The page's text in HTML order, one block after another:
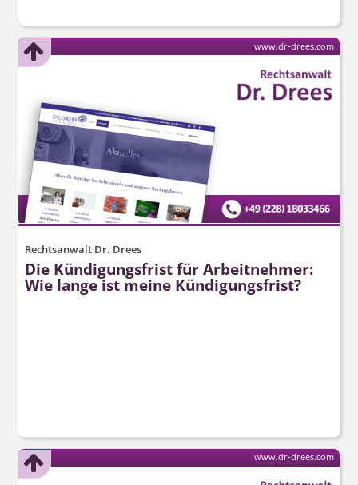
Rechtsanwalt Dr. Drees
Die Kündigungsfrist für Arbeitnehmer:
Wie lange ist meine Kündigungsfrist?
www.dr-drees.com
www.dr-drees.com